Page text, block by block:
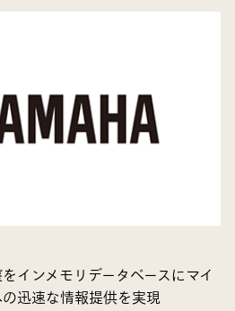
インメモリデータベースにマイ
迅速な情報提供を実現